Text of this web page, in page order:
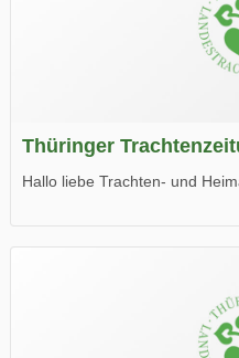
Thüringer
Hallo liebe Trachten- und
Wir wünschen Euch viel Spaß